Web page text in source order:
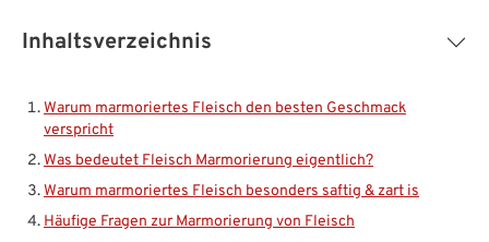
Inhaltsverzeichnis
Warum marmoriertes Fleisch den besten Geschmack
verspricht
Was bedeutet Fleisch Marmorierung eigentlich?
Warum marmoriertes Fleisch besonders saftig & zart is
Häufige Fragen zur Marmorierung von Fleisch